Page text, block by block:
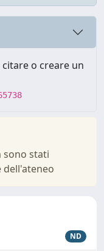
o creare un
sono stati
ND